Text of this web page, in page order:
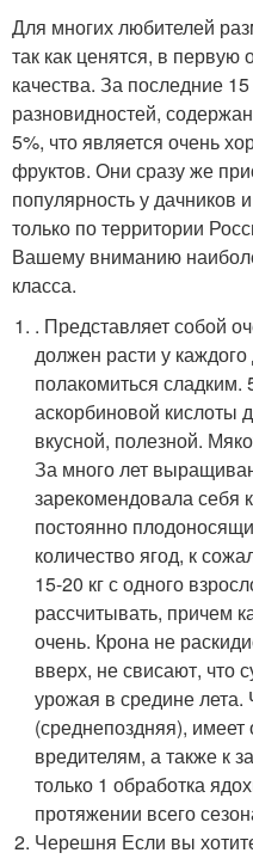
Для многих любителей
так как ценятся, в первую
качества. За последние
разновидностей,
5%, что является очень
фруктов. Они сразу же
популярность у дачников
только по территории
Вашему вниманию
класса.
. Представляет собой
должен расти у
полакомиться сладким.
аскорбиновой кислоты
вкусной, полезной.
За много лет
зарекомендовала себя
постоянно
количество ягод, к
15-20 кг с одного
рассчитывать, причем
очень. Крона не
вверх, не свисают, что
урожая в средине
(среднепоздняя), имеет
вредителям, а также к
только 1 обработка
протяжении всего
Черешня Если вы